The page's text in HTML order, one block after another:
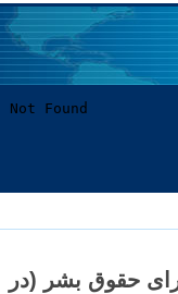
حقوق بشر (در